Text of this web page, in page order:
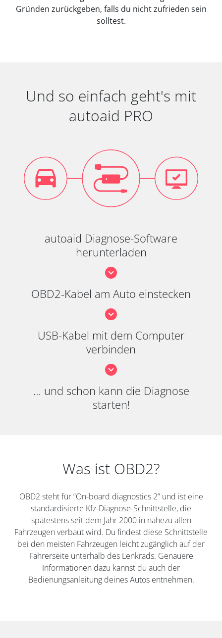
Gründen zurückgeben, falls du nicht zufrieden sein
solltest.
Und so einfach geht's mit
autoaid PRO
autoaid Diagnose-Software
herunterladen
OBD2-Kabel am Auto einstecken
USB-Kabel mit dem Computer
verbinden
… und schon kann die Diagnose
starten!
Was ist OBD2?
OBD2 steht für “On-board diagnostics 2” und ist eine
standardisierte Kfz-Diagnose-Schnittstelle, die
spätestens seit dem Jahr 2000 in nahezu allen
Fahrzeugen verbaut wird. Du findest diese Schnittstelle
bei den meisten Fahrzeugen leicht zugänglich auf der
Fahrerseite unterhalb des Lenkrads. Genauere
Informationen dazu kannst du auch der
Bedienungsanleitung deines Autos entnehmen.